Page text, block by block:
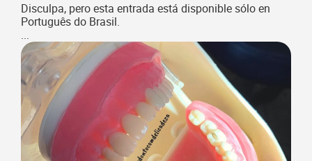
Disculpa, pero esta entrada está disponible sólo en
Português do Brasil.
...